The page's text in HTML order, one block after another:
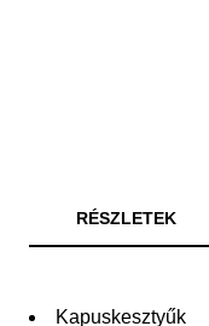
RÉSZLETEK
Kapuskesztyűk